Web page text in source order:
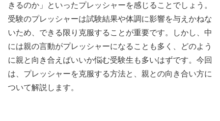
きるのか」といったプレッシャーを感じることでしょう。
受験のプレッシャーは試験結果や体調に影響を与えかねな
いため、できる限り克服することが重要です。しかし、中
には親の言動がプレッシャーになることも多く、どのよう
に親と向き合えばいいか悩む受験生も多いはずです。今回
は、プレッシャーを克服する方法と、親との向き合い方に
ついて解説します。